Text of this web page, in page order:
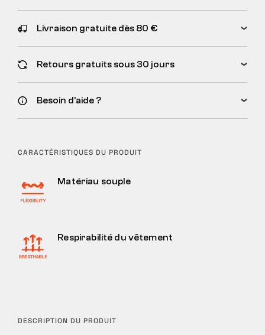
Livraison gratuite dès 80 €
Retours gratuits sous 30 jours
Besoin d’aide ?
CARACTÉRISTIQUES DU PRODUIT
Matériau souple
Respirabilité du vêtement
DESCRIPTION DU PRODUIT